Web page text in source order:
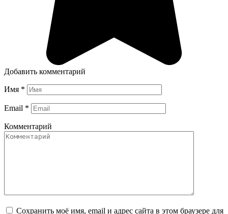
Добавить комментарий
Имя *
Email *
Комментарий
Сохранить моё имя, email и адрес сайта в этом браузере для